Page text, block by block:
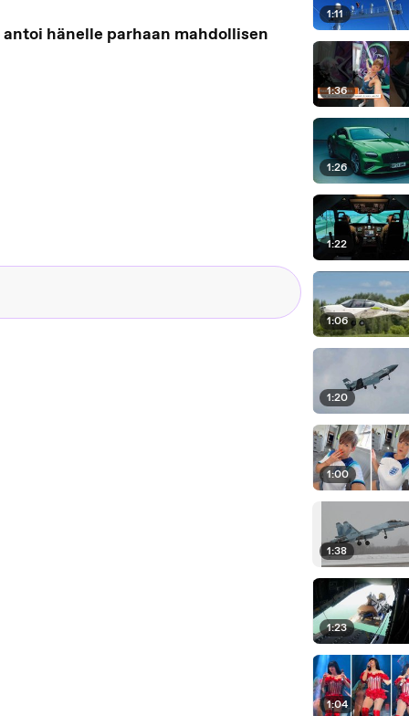
hänelle parhaan mahdollisen
1:11
1:36
1:26
1:22
1:06
1:20
1:00
1:38
1:23
1:04